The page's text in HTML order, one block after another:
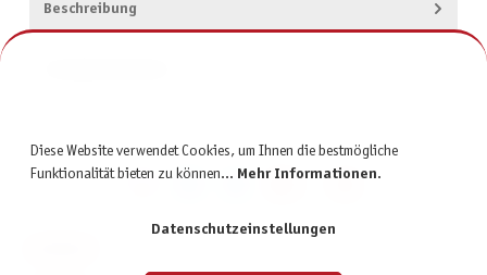
Beschreibung
Diese Website verwendet Cookies, um Ihnen die bestmögliche
Funktionalität bieten zu können... Mehr Informationen.
Datenschutzeinstellungen